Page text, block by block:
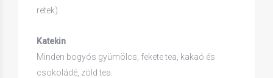
retek).
Katekin
Minden bogyós gyümölcs, fekete tea, kakaó és
csokoládé, zöld tea.